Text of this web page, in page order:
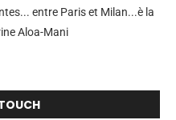
entre Paris et Milan...è la
Aloa-Mani